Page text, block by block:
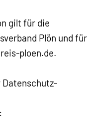
gilt für die
Plön und für
ploen.de.